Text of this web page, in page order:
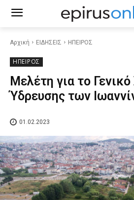
Αρχική ΕΙΔΗΣΕΙΣ ΗΠΕΙΡΟΣ
ΗΠΕΙΡΟΣ
Μελέτη για το Γενικό
Ύδρευσης των
01.02.2023